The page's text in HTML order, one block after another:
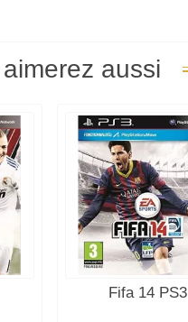
aussi
Fifa 14 PS3